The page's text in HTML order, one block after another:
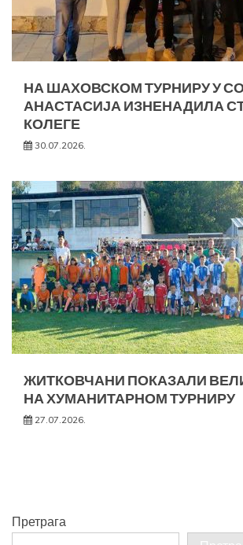
НА ШАХОВСКОМ ТУРНИРУ У
АНАСТАСИЈА ИЗНЕНАДИЛА
КОЛЕГЕ
30.07.2026.
ЖИТКОВЧАНИ ПОКАЗАЛИ
НА ХУМАНИТАРНОМ ТУРНИРУ
27.07.2026.
Претрага